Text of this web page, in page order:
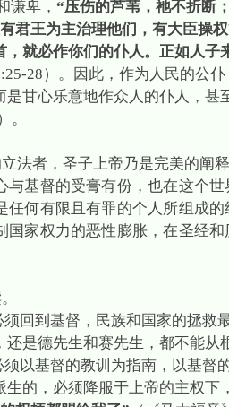
谦卑， “压伤的芦苇，祂不折断
君王为主治理他们，有大臣操
，就必作你们的仆人。正如人
28）。因此，作为人民的公
是甘心乐意地作众人的仆人，
。
法者，圣子上帝乃是完美的阐
与基督的受膏有份，也在这个
任何有限且有罪的个人所组成
国家权力的恶性膨胀，在圣经
回到基督，民族和国家的拯救
还是德先生和赛先生，都不能
以基督的教训为指南，以基督
生的，必须降服于上帝的主权